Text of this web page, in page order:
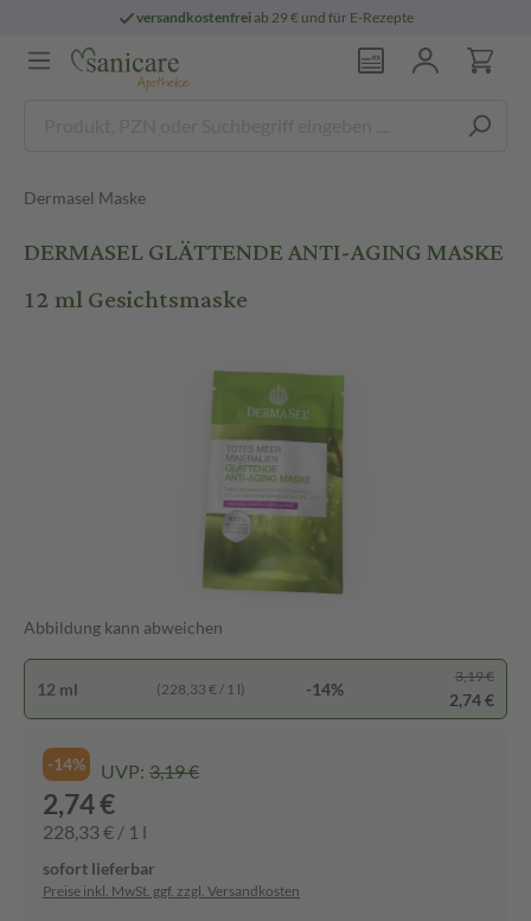
versandkostenfreiab 29 € und für E-Rezepte
Dermasel Maske
DERMASEL GLÄTTENDE ANTI-AGING MASKE
12 ml Gesichtsmaske
Abbildung kann abweichen
12 ml (228,33 € / 1 l) -14%
3,19 €
2,74 €
-14% UVP: 3,19 €
2,74 €
228,33 € / 1 l
sofort lieferbar
Preise inkl. MwSt. ggf. zzgl. Versandkosten